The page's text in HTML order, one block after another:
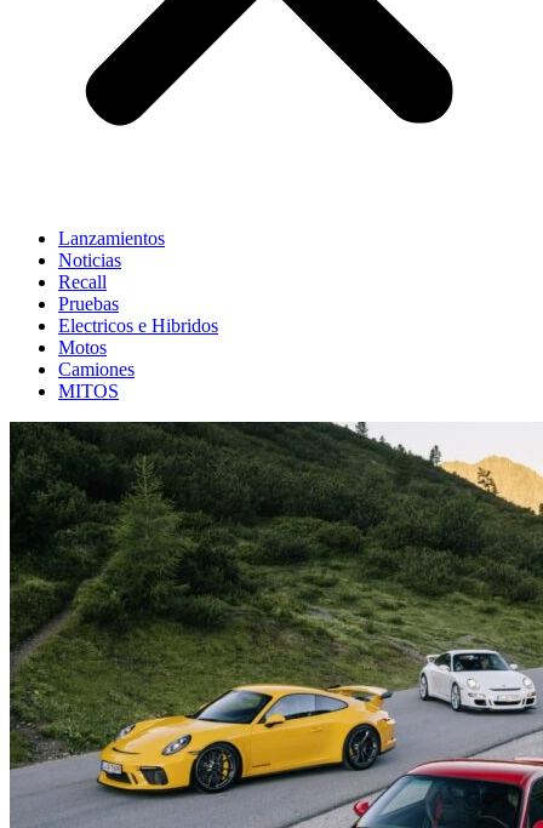
Lanzamientos
Noticias
Recall
Pruebas
Electricos e Hibridos
Motos
Camiones
MITOS